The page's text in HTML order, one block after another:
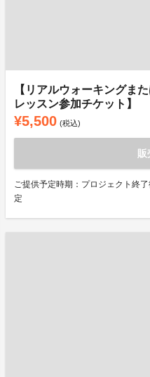
【リアルウォーキングま
レッスン参加チケット】
¥5,500 (税込)
販
ご提供予定時期：プロジェクト終
定